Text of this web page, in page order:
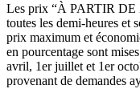
Les prix “À PARTIR DE
toutes les demi-heures et
prix maximum et
en pourcentage sont
avril, 1er juillet et 1er
provenant de demandes